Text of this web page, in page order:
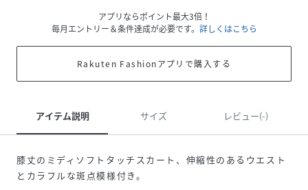
アプリならポイント最大3倍！
毎月エントリー＆条件達成が必要です。 詳しくはこちら
Rakuten Fashionアプリで購入する
アイテム説明 サイズ レビュー(-)
膝丈のミディソフトタッチスカート、伸縮性のあるウエスト
とカラフルな斑点模様付き。